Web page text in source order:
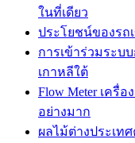
ในที่เดียว
ประโยชน์ของรถ
การเข้าร่วมระบ
เกาหลีใต้
Flow Meter เค
อย่างมาก
ผลไม้ต่างประเท